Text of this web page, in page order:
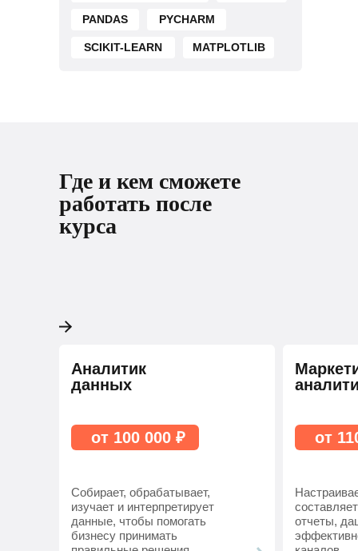
PYCHARM
PANDAS
MATPLOTLIB
SCIKIT-LEARN
Где и кем сможете
работать после
курса
Аналитик
данных
Собирает, обрабатывает,
изучает и интерпретирует
данные, чтобы помогать
бизнесу принимать
от 100 000 ₽
отчеты,
от